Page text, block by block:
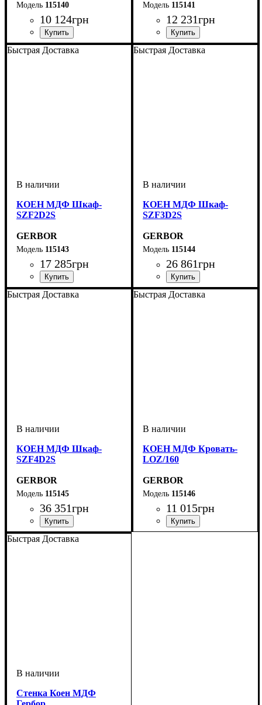
115140
10 124грн
ширина, мм: 1030,5
высота, мм: 1140
глубина, мм: 400
115141
12 231грн
ширина, мм: 580,5
высота, мм: 2000,5
глубина, мм: 400
Быстрая Доставка
КОЕН МДФ Шкаф-
SZF2D2S
GERBOR
115143
17 285грн
ширина, мм: 1030,5
высота, мм: 2000,5
глубина, мм: 560,5
Быстрая Доставка
КОЕН МДФ Шкаф-
SZF3D2S
GERBOR
115144
26 861грн
ширина, мм: 1630,5
высота, мм: 2080
глубина, мм: 560,5
Быстрая Доставка
КОЕН МДФ Шкаф-
SZF4D2S
GERBOR
115145
36 351грн
ширина, мм: 2140
высота, мм: 2080
глубина, мм: 560,5
Быстрая Доставка
КОЕН МДФ Кровать-
LOZ/160
GERBOR
115146
11 015грн
ширина, мм: 1650
высота, мм: 420,5-750,5
глубина, мм: 2050,5
Быстрая Доставка
Стенка Коен МДФ